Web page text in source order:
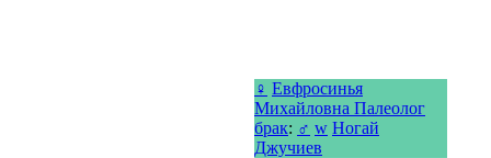
♀ Евфросинья
Михайловна Палеолог
брак: ♂ w Ногай
Джучиев